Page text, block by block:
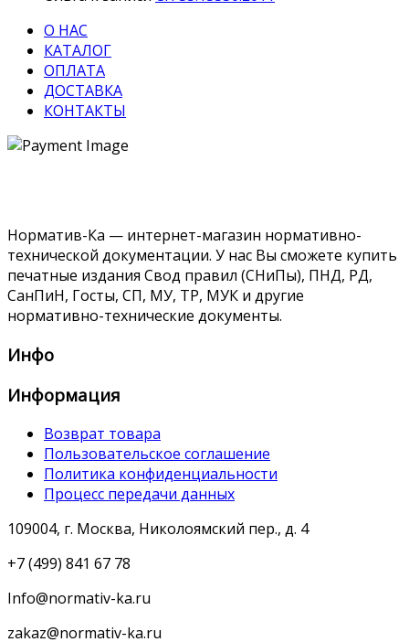
О НАС
КАТАЛОГ
ОПЛАТА
ДОСТАВКА
КОНТАКТЫ
Норматив-Ка — интернет-магазин нормативно-
технической документации. У нас Вы сможете купить
печатные издания Свод правил (СНиПы), ПНД, РД,
СанПиН, Госты, СП, МУ, ТР, МУК и другие
нормативно-технические документы.
Инфо
Информация
Возврат товара
Пользовательское соглашение
Политика конфиденциальности
Процесс передачи данных
109004, г. Москва, Николоямский пер., д. 4
+7 (499) 841 67 78
Info@normativ-ka.ru
zakaz@normativ-ka.ru